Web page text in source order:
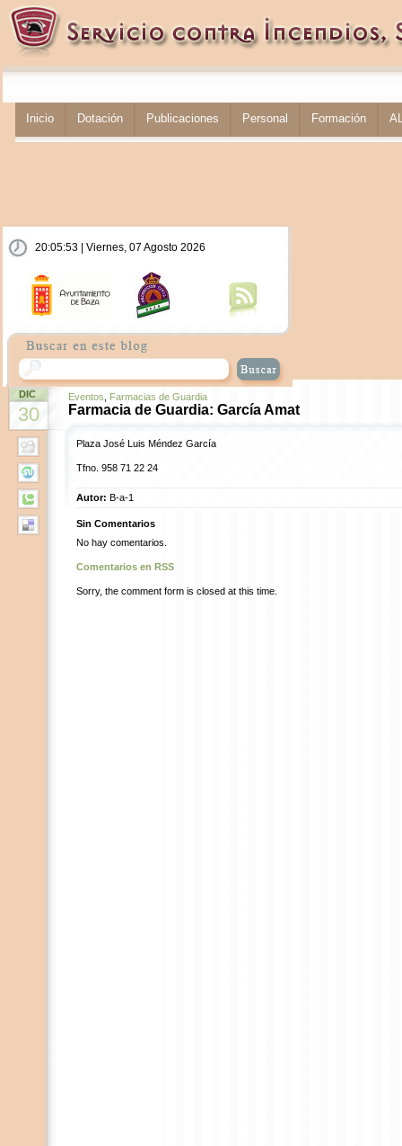
Inicio Dotación Publicaciones Personal Formación
20:05:53 | Viernes, 07 Agosto 2026
DIC
30
Eventos Farmacias de Guardia
Farmacia de Guardia: García Amat
Plaza José Luis Méndez García
Tfno. 958 71 22 24
Autor: B-a-1
Sin Comentarios
No hay comentarios.
Comentarios en RSS
Sorry, the comment form is closed at this time.